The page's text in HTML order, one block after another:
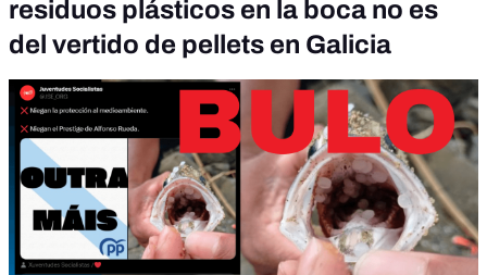
residuos plásticos en la boca no es
del vertido de pellets en Galicia